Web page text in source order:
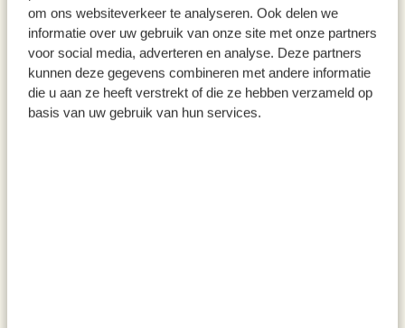
om ons websiteverkeer te analyseren. Ook delen we
informatie over uw gebruik van onze site met onze partners
voor social media, adverteren en analyse. Deze partners
kunnen deze gegevens combineren met andere informatie
die u aan ze heeft verstrekt of die ze hebben verzameld op
basis van uw gebruik van hun services.
Saftglas aus grünem recyceltem
3,50
Glas, konisch, recyceltes Glas,
3,50